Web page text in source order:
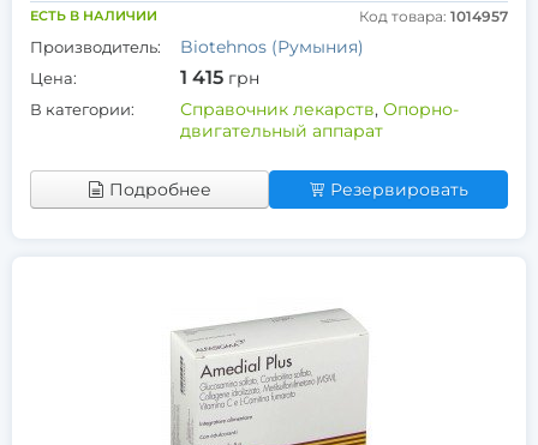
ЕСТЬ В НАЛИЧИИ Код товара: 1014957
Производитель: Biotehnos (Румыния)
Цена: 1 415 грн
В категории: Справочник лекарств, Опорно-
двигательный аппарат
Подробнее Резервировать